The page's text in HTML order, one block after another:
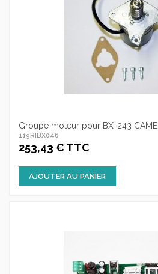
Groupe moteur pour BX-243 CAME
119RIBX046
253,43 € TTC
AJOUTER AU PANIER